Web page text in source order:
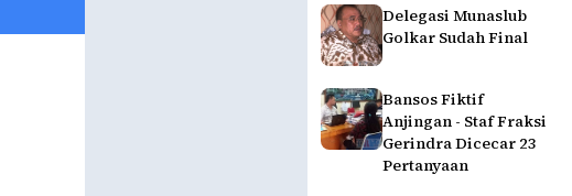
Delegasi Munaslub
Golkar Sudah Final
Bansos Fiktif
Anjingan - Staf Fraksi
Gerindra Dicecar 23
Pertanyaan